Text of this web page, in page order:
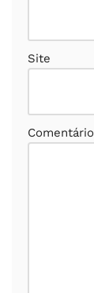
Site
Comentário